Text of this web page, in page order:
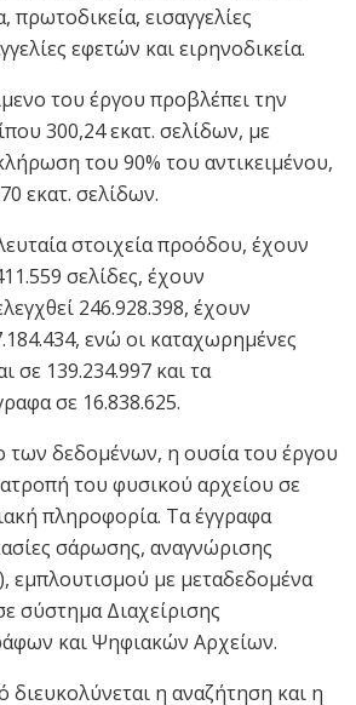
πρωτοδικεία, εισαγγελίες
εφετών και ειρηνοδικεία.
του έργου προβλέπει την
300,24 εκατ. σελίδων, με
του 90% του αντικειμένου,
εκατ. σελίδων.
στοιχεία προόδου, έχουν
σελίδες, έχουν
246.928.398, έχουν
ενώ οι καταχωρημένες
σε 139.234.997 και τα
σε 16.838.625.
των δεδομένων, η ουσία του έργου
του φυσικού αρχείου σε
πληροφορία. Τα έγγραφα
σάρωσης, αναγνώρισης
εμπλουτισμού με μεταδεδομένα
σύστημα Διαχείρισης
και Ψηφιακών Αρχείων.
η αναζήτηση και η